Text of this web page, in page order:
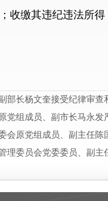
收缴其违纪违法所
部长杨文奎接受纪律审查
党组成员、副市长马永
会原党组成员、副主任
理委员会党委委员、副